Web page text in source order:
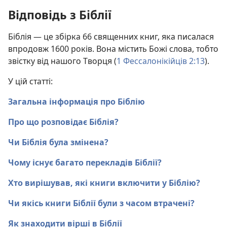
Відповідь з Біблії
Біблія — це збірка 66 священних книг, яка писалася
впродовж 1600 років. Вона містить Божі слова, тобто
звістку від нашого Творця (1 Фессалонікійців 2:13).
У цій статті:
Загальна інформація про Біблію
Про що розповідає Біблія?
Чи Біблія була змінена?
Чому існує багато перекладів Біблії?
Хто вирішував, які книги включити у Біблію?
Чи якісь книги Біблії були з часом втрачені?
Як знаходити вірші в Біблії